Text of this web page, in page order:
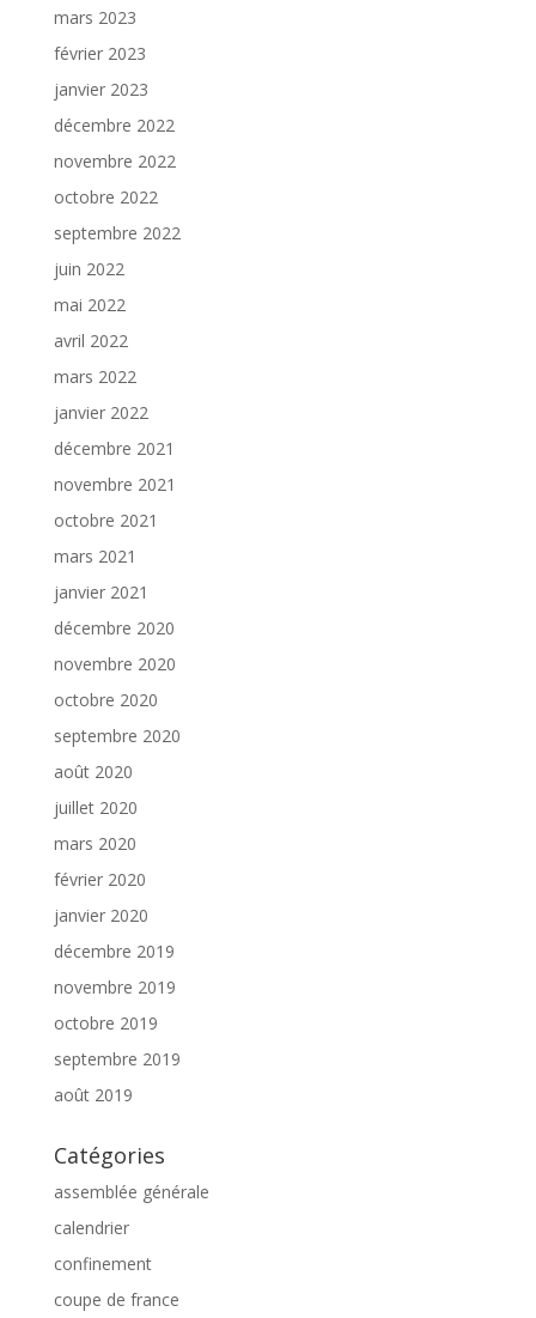
mars 2023
février 2023
janvier 2023
décembre 2022
novembre 2022
octobre 2022
septembre 2022
juin 2022
mai 2022
avril 2022
mars 2022
janvier 2022
décembre 2021
novembre 2021
octobre 2021
mars 2021
janvier 2021
décembre 2020
novembre 2020
octobre 2020
septembre 2020
août 2020
juillet 2020
mars 2020
février 2020
janvier 2020
décembre 2019
novembre 2019
octobre 2019
septembre 2019
août 2019
Catégories
assemblée générale
calendrier
confinement
coupe de france